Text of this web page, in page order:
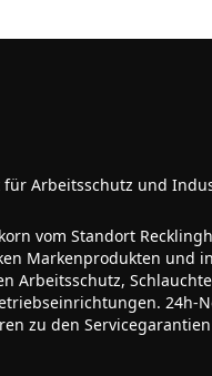
Arbeitsschutz und
vom Standort
Markenprodukten und
Arbeitsschutz,
24h-
zu den